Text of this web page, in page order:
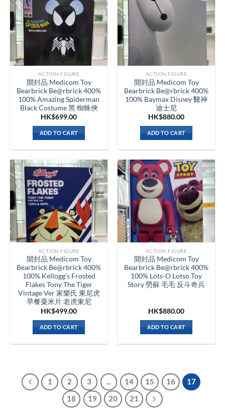
ACTION FIGURE
開封品 Medicom Toy
Bearbrick Be@rbrick 400%
100% Amazing Spiderman
Black Costume 黑 蜘蛛俠
HK$699.00
ADD TO CART
ACTION FIGURE
開封品 Medicom Toy
Bearbrick Be@rbrick 400%
100% Baymax Disney 醫神
迪士尼
HK$880.00
ADD TO CART
ACTION FIGURE
開封品 Medicom Toy
Bearbrick Be@rbrick 400%
100% Kellogg’s Frosted
Flakes Tony The Tiger
Vintage Ver 家樂氏 東尼虎
早餐粟米片 老虎東尼
HK$499.00
ADD TO CART
ACTION FIGURE
開封品 Medicom Toy
Bearbrick Be@rbrick 400%
100% Lots-O Lotso Toy
Story 勞蘇 毛毛 反斗奇兵
HK$880.00
ADD TO CART
1 2 3 ... 14 15 16
17
18
19 20 21